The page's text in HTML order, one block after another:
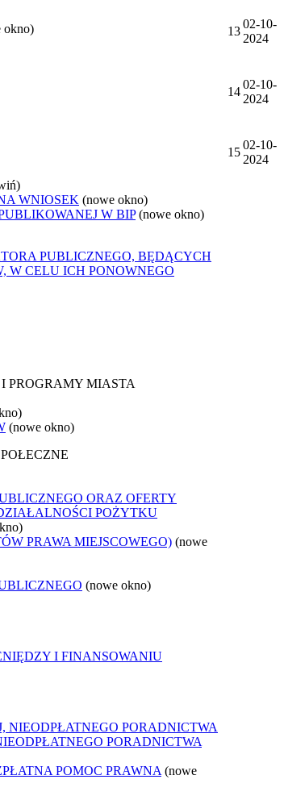
okno)
WNIOSEK (nowe okno)
W BIP (nowe okno)
PUBLICZNEGO, BĘDĄCYCH
W CELU ICH PONOWNEGO
PROGRAMY MIASTA
(nowe okno)
ORAZ OFERTY
POŻYTKU
PRAWA MIEJSCOWEGO) (nowe
(nowe okno)
I FINANSOWANIU
NIEODPŁATNEGO PORADNICTWA
PORADNICTWA
POMOC PRAWNA (nowe
13
02-10-
2024
14
02-10-
2024
15
02-10-
2024